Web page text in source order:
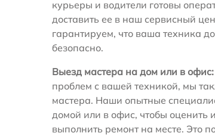
курьеры и водители готовы
доставить ее в наш сервисный
гарантируем, что ваша техника
безопасно.
Выезд мастера на дом или в офис:
проблем с вашей техникой, мы
мастера. Наши опытные
домой или в офис, чтобы оценить
выполнить ремонт на месте. Это